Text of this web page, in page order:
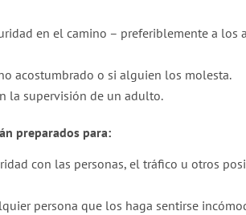
en el camino – preferiblemente a los
acostumbrado o si alguien los molesta.
la supervisión de un adulto.
preparados para:
con las personas, el tráfico u otros
persona que los haga sentirse